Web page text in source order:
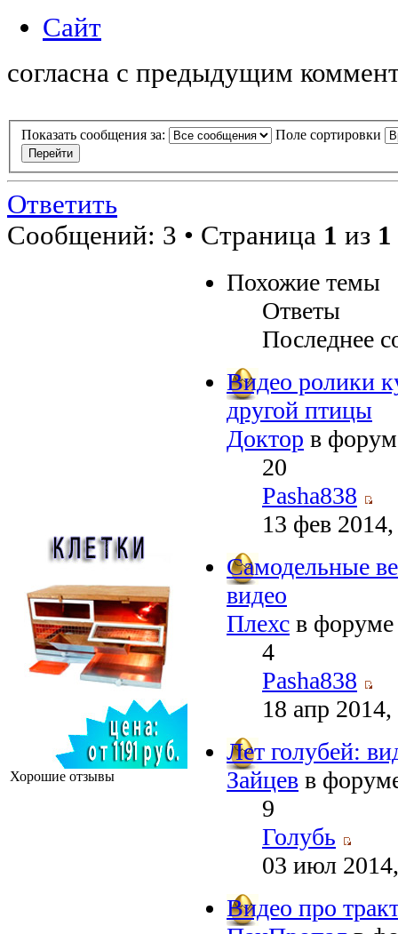
Сайт
согласна с предыдущим
Показать сообщения за: Поле сортировки
Ответить
Сообщений: 3 • Страница 1 из 1
Хорошие отзывы
Похожие темы
Ответы
Последнее
Видео ролики
другой птицы
Доктор в
20
Pasha838
13 фев
Самодельные
видео
Плехс в
4
Pasha838
18 апр
Лет голубей:
Зайцев в
9
Голубь
03 июл
Видео про